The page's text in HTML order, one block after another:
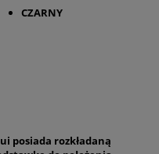
CZARNY
posiada rozkładaną